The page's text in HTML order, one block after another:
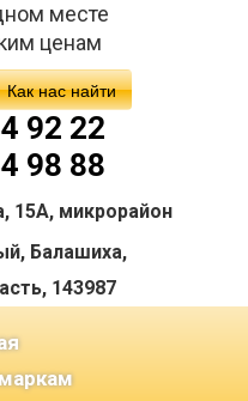
месте
ценам
Как нас найти
92 22
98 88
15А, микрорайон
Балашиха,
143987
(current)